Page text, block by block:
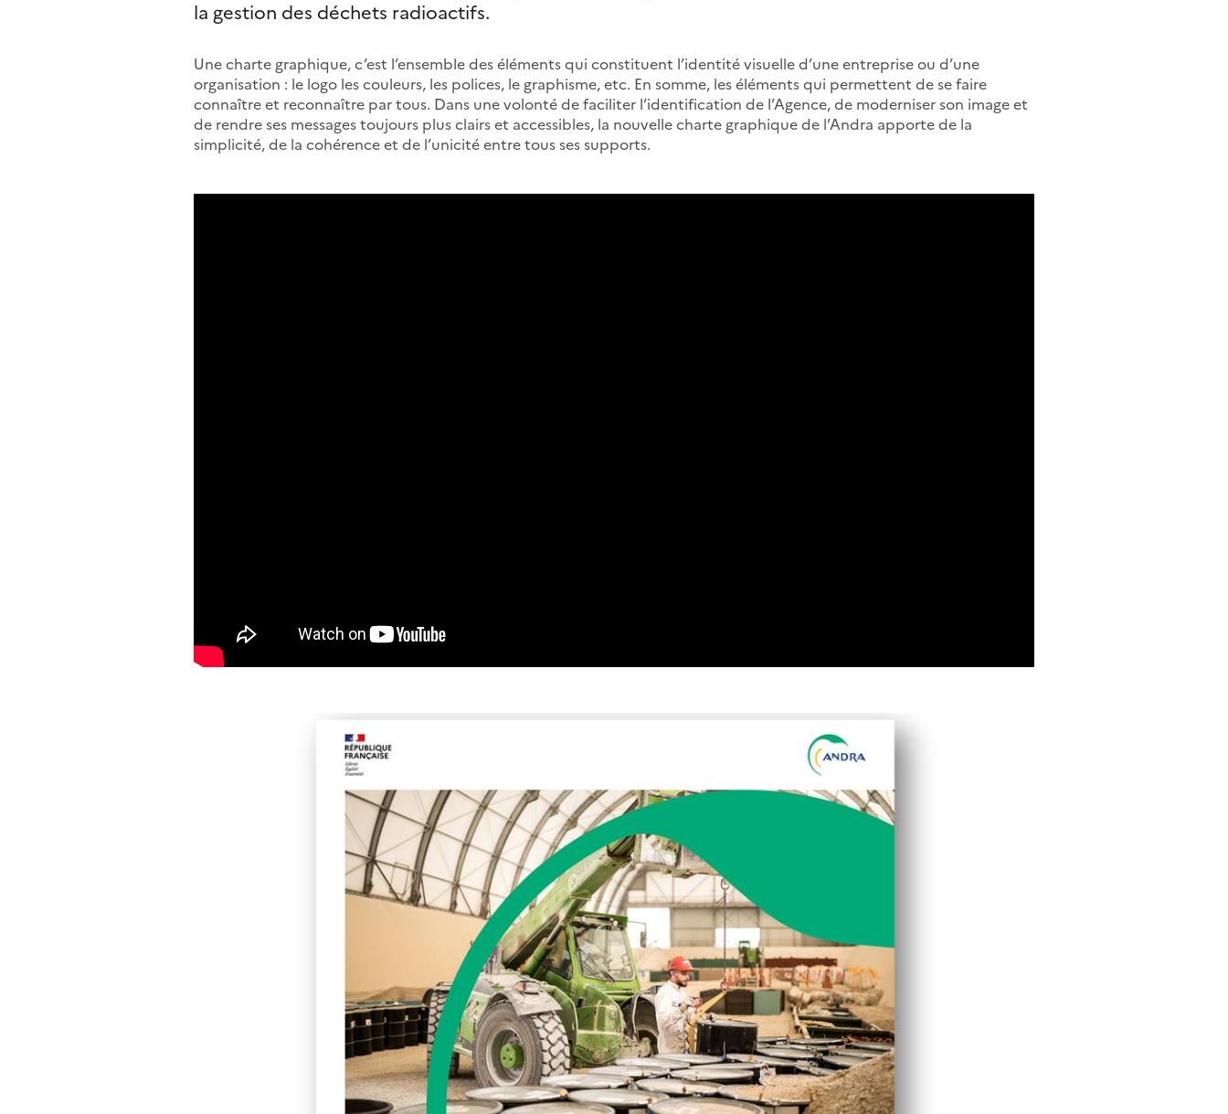
la gestion des déchets radioactifs.
Une charte graphique, c’est l’ensemble des éléments qui constituent l’identité visuelle d’une entreprise ou d’une
organisation : le logo les couleurs, les polices, le graphisme, etc. En somme, les éléments qui permettent de se faire
connaître et reconnaître par tous. Dans une volonté de faciliter l’identification de l’Agence, de moderniser son image et
de rendre ses messages toujours plus clairs et accessibles, la nouvelle charte graphique de l’Andra apporte de la
simplicité, de la cohérence et de l’unicité entre tous ses supports.